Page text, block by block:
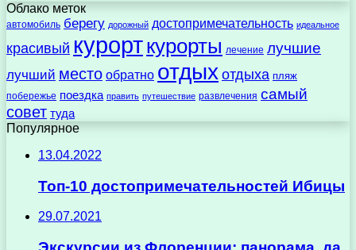
Облако меток
автомобиль берегу дорожный достопримечательность идеальное
красивый курорткурорты лечение лучшие
лучший место обратно отдыхотдыха пляж
побережье поездка править путешествие развлечения самый
совет туда
Популярное
13.04.2022
Топ-10 достопримечательностей Ибицы
29.07.2021